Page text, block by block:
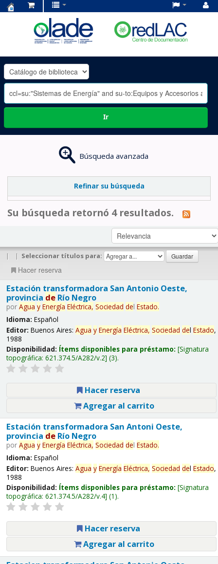
OLADE
-
Ir
Búsqueda avanzada
Refinar su búsqueda
Su búsqueda retornó 4 resultados.
| | Seleccionar títulos para:
Hacer reserva
Estación transformadora San Antonio Oeste,
provincia deRío Negro
por Agua y Energía Eléctrica, Sociedad del Estado.
Idioma: Español
Editor: Buenos Aires: Agua y Energía Eléctrica, Sociedad del Estado,
1988
Disponibilidad: Ítems disponibles para préstamo: Signatura
topográfica: 621.374.5/A282/v.2 (3).
Hacer reserva
Agregar al carrito
Estación transformadora San Antoni Oeste,
provincia deRío Negro
por Agua y Energía Eléctrica, Sociedad del Estado.
Idioma: Español
Editor: Buenos Aires: Agua y Energía Eléctrica, Sociedad del Estado,
1988
Disponibilidad: Ítems disponibles para préstamo: Signatura
topográfica: 621.374.5/A282/v.4 (1).
Hacer reserva
Agregar al carrito